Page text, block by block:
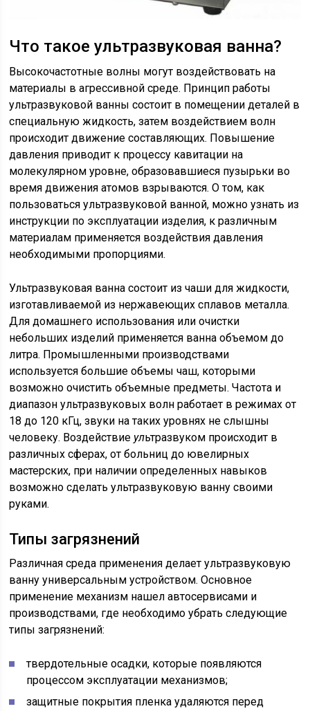
Что такое ультразвуковая ванна?
Высокочастотные волны могут воздействовать на
материалы в агрессивной среде. Принцип работы
ультразвуковой ванны состоит в помещении деталей в
специальную жидкость, затем воздействием волн
происходит движение составляющих. Повышение
давления приводит к процессу кавитации на
молекулярном уровне, образовавшиеся пузырьки во
время движения атомов взрываются. О том, как
пользоваться ультразвуковой ванной, можно узнать из
инструкции по эксплуатации изделия, к различным
материалам применяется воздействия давления
необходимыми пропорциями.
Ультразвуковая ванна состоит из чаши для жидкости,
изготавливаемой из нержавеющих сплавов металла.
Для домашнего использования или очистки
небольших изделий применяется ванна объемом до
литра. Промышленными производствами
используется большие объемы чаш, которыми
возможно очистить объемные предметы. Частота и
диапазон ультразвуковых волн работает в режимах от
18 до 120 кГц, звуки на таких уровнях не слышны
человеку. Воздействие ультразвуком происходит в
различных сферах, от больниц до ювелирных
мастерских, при наличии определенных навыков
возможно сделать ультразвуковую ванну своими
руками.
Типы загрязнений
Различная среда применения делает ультразвуковую
ванну универсальным устройством. Основное
применение механизм нашел автосервисами и
производствами, где необходимо убрать следующие
типы загрязнений:
твердотельные осадки, которые появляются
процессом эксплуатации механизмов;
защитные покрытия пленка удаляются перед